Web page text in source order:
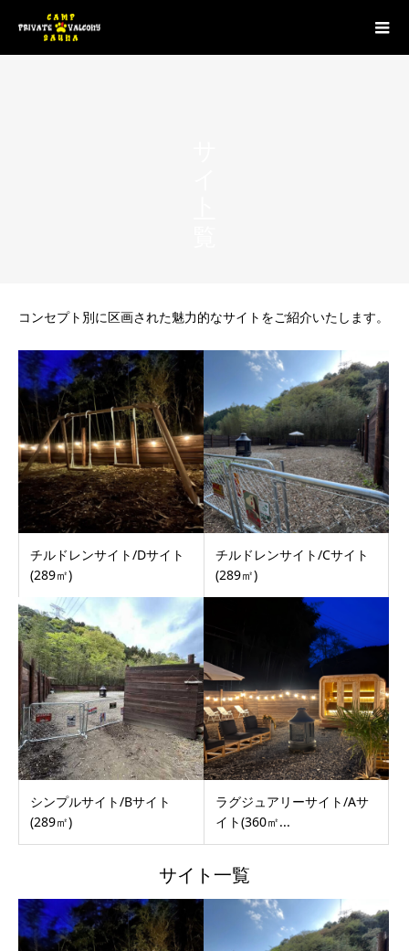
コンセプト別に区画された魅力的なサイトをご紹介いたします。
チルドレンサイト/Dサイト
(289㎡)
チルドレンサイト/Cサイト
(289㎡)
シンプルサイト/Bサイト
(289㎡)
ラグジュアリーサイト/Aサ
イト(360㎡...
サイト一覧